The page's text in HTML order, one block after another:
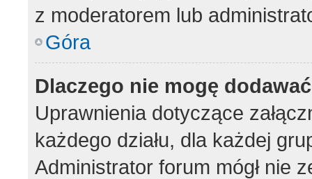
z moderatorem lub
Góra
Dlaczego nie mogę
Uprawnienia dotyczące
każdego działu, dla każdej
Administrator forum mógł nie